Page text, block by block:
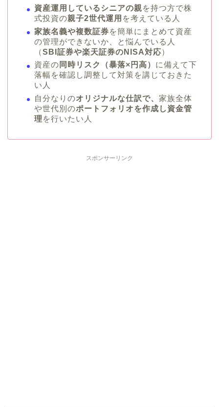
資産運用しているシニアの親を持つ方で株
式投資の親子2世代運用 を考えている人
家族名義や複数証券を簡単にまとめて資産
の管理ができないか、と悩んでいる人
（SBI証券や楽天証券のNISA対応）
資産の 同時リスク（暴落×円高） に備えて下
落幅を確認し調整して対策を講じておきた
い人
自分なりのオリジナルな仕訳で、 家族全体
や世代別のポートフォリオを作成し資金管
理 を行いたい人
スポンサーリンク